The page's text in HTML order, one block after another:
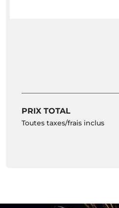
PRIX TOTAL
Toutes taxes/frais inclus